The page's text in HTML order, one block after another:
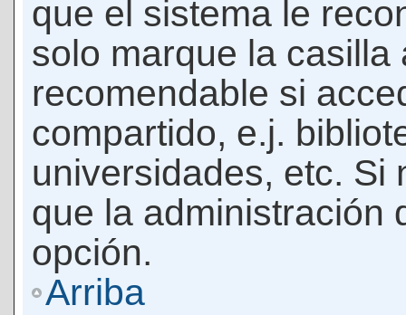
que el sistema le
solo marque la casilla
recomendable si
compartido, e.j.
universidades, etc. Si
que la administración
opción.
Arriba